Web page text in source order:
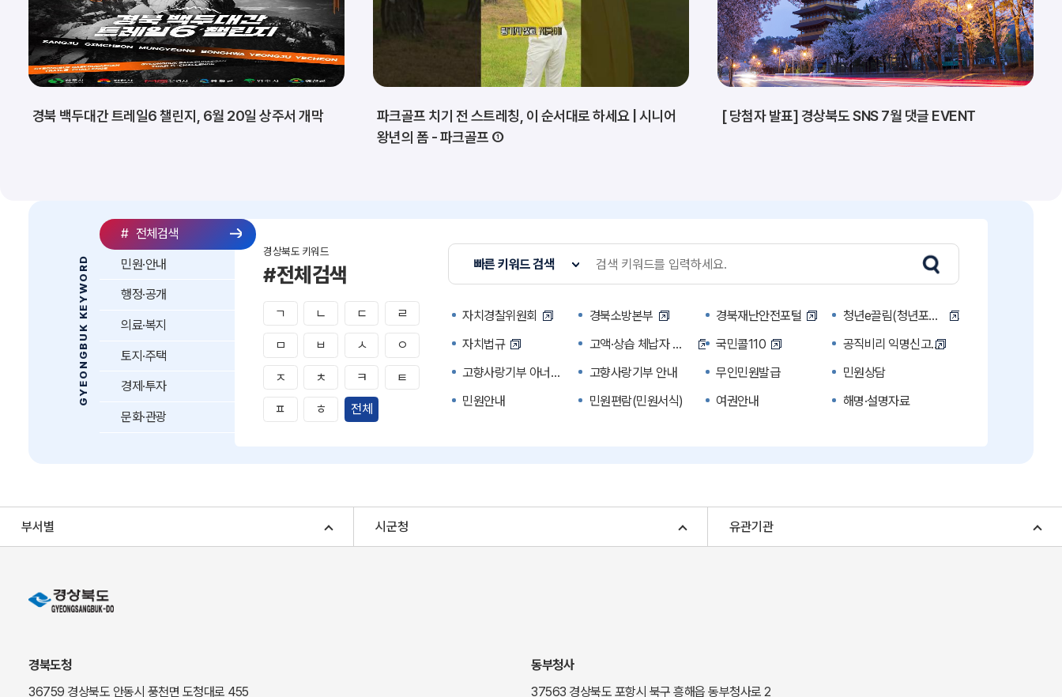
경북 백두대간 트레일6 챌린지, 6월 20일 상주서 개막
파크골프 치기 전 스트레칭, 이 순서대로 하세요 | 시니어
왕년의 폼 - 파크골프 ①
[ 당첨자 발표] 경상북도 SNS 7월 댓글 EVENT
GYEONGBUK KEYWORD
# 전체검색
경상북도 키워드
#전체검색
ㄱ ㄴ ㄷ ㄹ
ㅁ ㅂ ㅅ ㅇ
ㅈ ㅊ ㅋ ㅌ
ㅍ ㅎ 전체
빠른 키워드 검색
자치경찰위원회 경북소방본부 경북재난안전포털
청년e끌림(청년포털)
자치법규
고액·상습 체납자 명단 국민콜110
공직비리 익명신고
고향사랑기부 아너스 클럽
고향사랑기부 안내 무인민원발급
민원상담
민원안내
민원편람(민원서식) 여권안내
해명·설명자료
귀농귀촌종합지원센터
부동산중개보수 안내 조상 땅 찾기
토지이용계획
경북e맛(음식정보)
도립예술단 공연소개 동락관
민원·안내
행정·공개
의료·복지
토지·주택
경제·투자
문화·관광
부서별 시군청 유관기관
경북도청
36759 경상북도 안동시 풍천면 도청대로 455
동부청사
37563 경상북도 포항시 북구 흥해읍 동부청사로 2